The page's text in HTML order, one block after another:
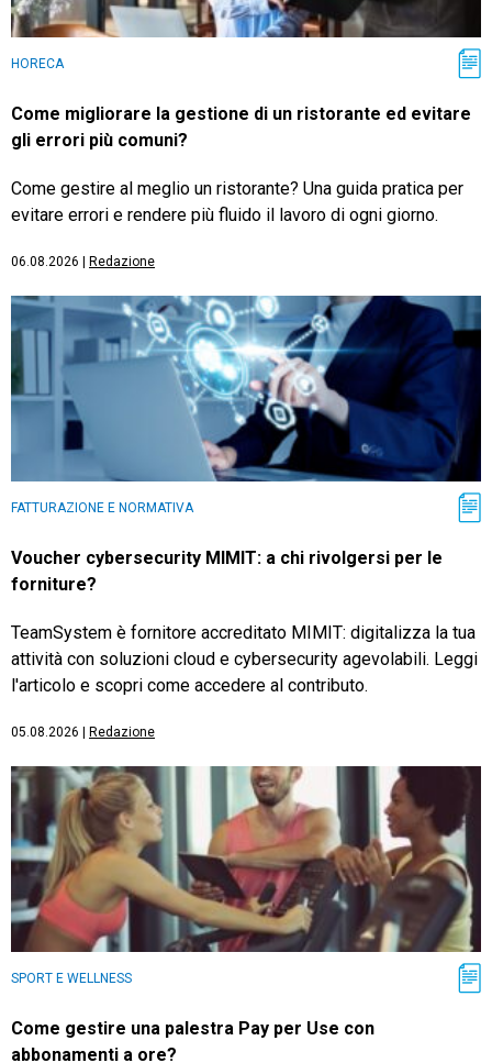
HORECA
Come migliorare la gestione di un ristorante ed evitare
gli errori più comuni?
Come gestire al meglio un ristorante? Una guida pratica per
evitare errori e rendere più fluido il lavoro di ogni giorno.
06.08.2026 Redazione
FATTURAZIONE E NORMATIVA
Voucher cybersecurity MIMIT: a chi rivolgersi per le
forniture?
TeamSystem è fornitore accreditato MIMIT: digitalizza la tua
attività con soluzioni cloud e cybersecurity agevolabili. Leggi
l'articolo e scopri come accedere al contributo.
05.08.2026 Redazione
SPORT E WELLNESS
Come gestire una palestra Pay per Use con
abbonamenti a ore?